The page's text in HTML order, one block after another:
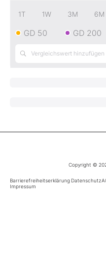
BO-Musterdepots
Experten
Mein B:O
1T 1W 3M 6M
GD 50 GD 200
Copyright ©
Barrierefreiheitserklärung Datenschutz
Impressum